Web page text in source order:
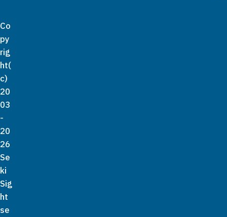
Co
py
rig
ht(
c)
20
03
-
20
26
Se
ki
Sig
ht
se